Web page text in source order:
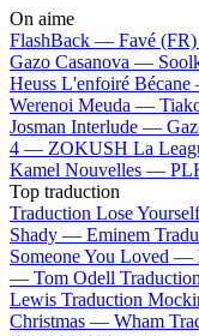
On aime
FlashBack — Favé (FR)
Gazo Casanova —
Heuss L'enfoiré
Werenoi Meuda —
Josman Interlude —
4 — ZOKUSH La
Kamel Nouvelles —
Top traduction
Traduction Lose
Shady — Eminem
Someone You Loved —
— Tom Odell
Lewis Traduction
Christmas — Wham